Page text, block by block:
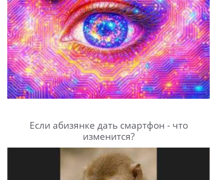
Если абизянке дать смартфон - что
изменится?